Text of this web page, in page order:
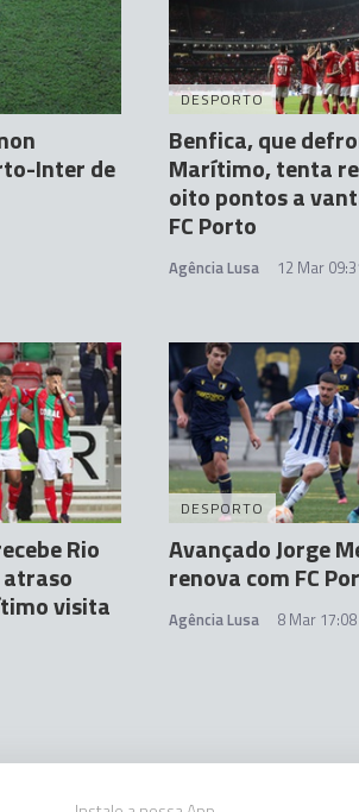
Inter de
DESPORTO
Benfica, que
Marítimo, tenta
oito pontos a
FC Porto
Agência Lusa 12 Mar
Rio
visita
DESPORTO
Avançado Jorge
renova com FC
Agência Lusa 8 Mar 17:08